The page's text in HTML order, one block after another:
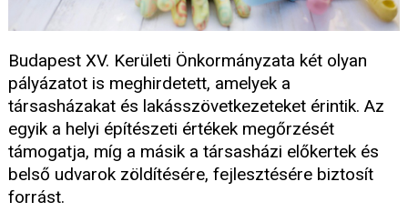
Budapest XV. Kerületi Önkormányzata két olyan
pályázatot is meghirdetett, amelyek a
társasházakat és lakásszövetkezeteket érintik. Az
egyik a helyi építészeti értékek megőrzését
támogatja, míg a másik a társasházi előkertek és
belső udvarok zöldítésére, fejlesztésére biztosít
forrást.